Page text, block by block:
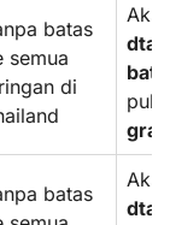
batas
semua
di
batas